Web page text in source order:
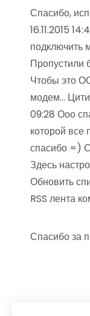
Спасибо,
16.11.2015
подключить
Пропустили
Чтобы это
модем…
09:28 Ооо
которой
спасибо =)
Здесь
Обновить
RSS лента
Спасибо за